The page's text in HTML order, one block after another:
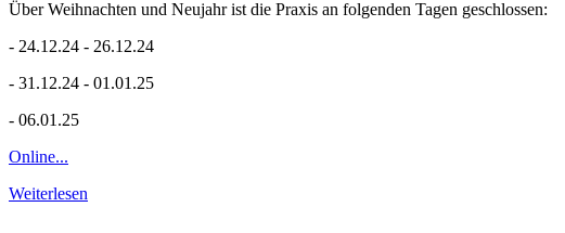
Über Weihnachten und Neujahr ist die Praxis an folgenden Tagen geschlossen:
- 24.12.24 - 26.12.24
- 31.12.24 - 01.01.25
- 06.01.25
Online...
Weiterlesen